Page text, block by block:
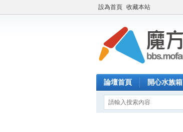
設為首頁 收藏本站
論壇首頁 開心水族箱